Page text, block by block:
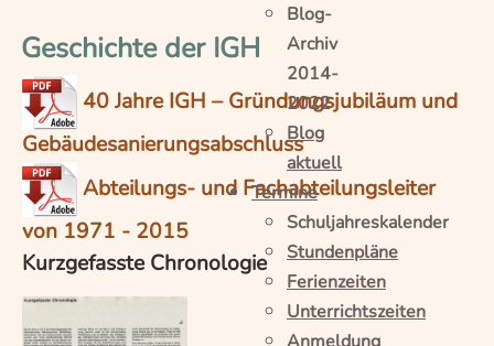
Blog-
Archiv
2014-
2022
Blog
aktuell
Termine
Schuljahreskalender
Stundenpläne
Ferienzeiten
Unterrichtszeiten
Geschichte der IGH
40 Jahre IGH – Gründungsjubiläum und
Gebäudesanierungsabschluss
Abteilungs- und Fachabteilungsleiter
von 1971 - 2015
Kurzgefasste Chronologie